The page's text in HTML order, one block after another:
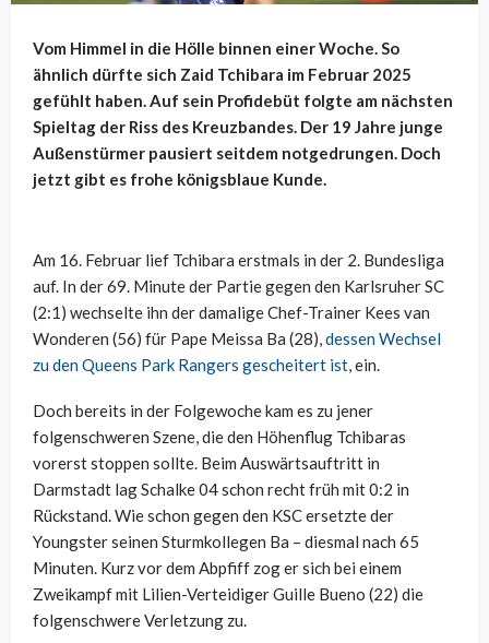
Vom Himmel in die Hölle binnen einer Woche. So
ähnlich dürfte sich Zaid Tchibara im Februar 2025
gefühlt haben. Auf sein Profidebüt folgte am nächsten
Spieltag der Riss des Kreuzbandes. Der 19 Jahre junge
Außenstürmer pausiert seitdem notgedrungen. Doch
jetzt gibt es frohe königsblaue Kunde.
Am 16. Februar lief Tchibara erstmals in der 2. Bundesliga
auf. In der 69. Minute der Partie gegen den Karlsruher SC
(2:1) wechselte ihn der damalige Chef-Trainer Kees van
Wonderen (56) für Pape Meissa Ba (28),dessen Wechsel
zu den Queens Park Rangers gescheitert ist, ein.
Doch bereits in der Folgewoche kam es zu jener
folgenschweren Szene, die den Höhenflug Tchibaras
vorerst stoppen sollte. Beim Auswärtsauftritt in
Darmstadt lag Schalke 04 schon recht früh mit 0:2 in
Rückstand. Wie schon gegen den KSC ersetzte der
Youngster seinen Sturmkollegen Ba – diesmal nach 65
Minuten. Kurz vor dem Abpfiff zog er sich bei einem
Zweikampf mit Lilien-Verteidiger Guille Bueno (22) die
folgenschwere Verletzung zu.